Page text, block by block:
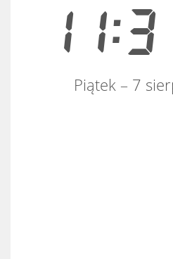
Piątek – 7